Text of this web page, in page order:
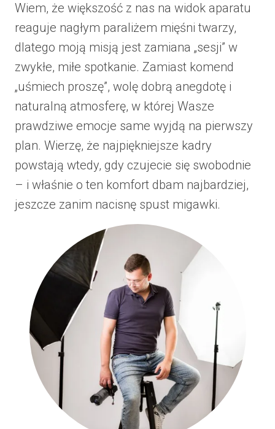
Wiem, że większość z nas na widok aparatu
reaguje nagłym paraliżem mięśni twarzy,
dlatego moją misją jest zamiana „sesji” w
zwykłe, miłe spotkanie. Zamiast komend
„uśmiech proszę”, wolę dobrą anegdotę i
naturalną atmosferę, w której Wasze
prawdziwe emocje same wyjdą na pierwszy
plan. Wierzę, że najpiękniejsze kadry
powstają wtedy, gdy czujecie się swobodnie
– i właśnie o ten komfort dbam najbardziej,
jeszcze zanim nacisnę spust migawki.